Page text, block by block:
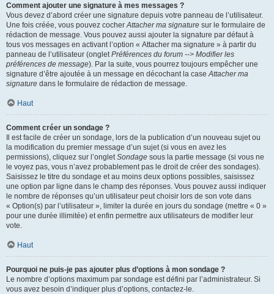
Comment ajouter une signature à mes messages ?
Vous devez d’abord créer une signature depuis votre panneau de l’utilisateur.
Une fois créée, vous pouvez cocherAttacher ma signature sur le formulaire de
rédaction de message. Vous pouvez aussi ajouter la signature par défaut à
tous vos messages en activant l’option « Attacher ma signature » à partir du
panneau de l’utilisateur (ongletPréférences du forum --> Modifier les
préférences de message). Par la suite, vous pourrez toujours empêcher une
signature d’être ajoutée à un message en décochant la caseAttacher ma
signature dans le formulaire de rédaction de message.
Haut
Comment créer un sondage ?
Il est facile de créer un sondage, lors de la publication d’un nouveau sujet ou
la modification du premier message d’un sujet (si vous en avez les
permissions), cliquez sur l’ongletSondage sous la partie message (si vous ne
le voyez pas, vous n’avez probablement pas le droit de créer des sondages).
Saisissez le titre du sondage et au moins deux options possibles, saisissez
une option par ligne dans le champ des réponses. Vous pouvez aussi indiquer
le nombre de réponses qu’un utilisateur peut choisir lors de son vote dans
« Option(s) par l’utilisateur », limiter la durée en jours du sondage (mettre « 0 »
pour une durée illimitée) et enfin permettre aux utilisateurs de modifier leur
vote.
Haut
Pourquoi ne puis-je pas ajouter plus d’options à mon sondage ?
Le nombre d’options maximum par sondage est défini par l’administrateur. Si
vous avez besoin d’indiquer plus d’options, contactez-le.